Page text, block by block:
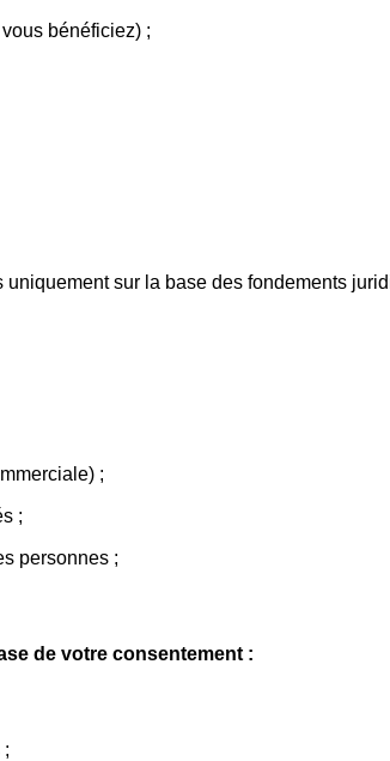
bénéficiez) ;
sur la base des fondements
;
;
personnes ;
de votre consentement :
;